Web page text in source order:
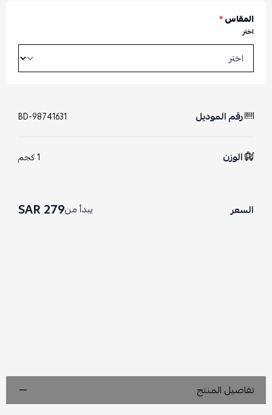
المقاس*
اختر
رقم الموديل BD-98741631
الوزن 1 كجم
السعر يبدأ من279 SAR
تفاصيل المنتج